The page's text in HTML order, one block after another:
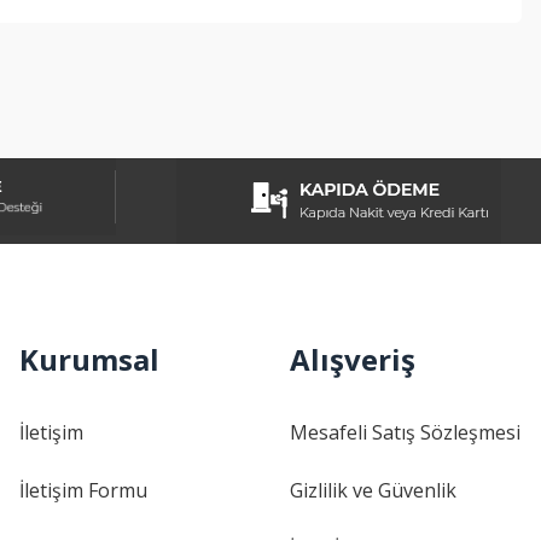
Kurumsal
İletişim
İletişim Formu
Alışveriş
Mesafeli Satış Sözleşmesi
Gizlilik ve Güvenlik